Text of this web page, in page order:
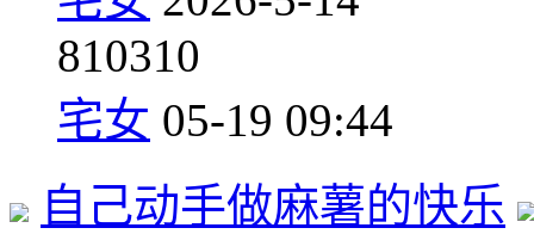
810310
宅女 05-19 09:44
自己动手做麻薯的快乐